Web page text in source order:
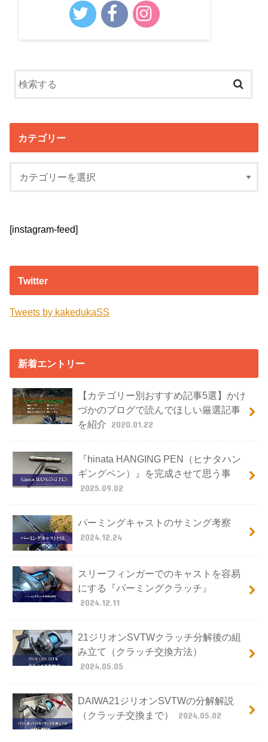
カテゴリー
[instagram-feed]
Twitter
Tweets by kakedukaSS
新着エントリー
【カテゴリー別おすすめ記事5選】かけ
づかのブログで読んでほしい厳選記事
を紹介 2020.01.22
『hinata HANGING PEN（ヒナタハン
ギングペン）』を完成させて思う事
2025.09.02
パーミングキャストのサミング考察
2024.12.24
スリーフィンガーでのキャストを容易
にする『パーミングクラッチ』
2024.12.11
21ジリオンSVTWクラッチ分解後の組
み立て（クラッチ交換方法）
2024.05.05
DAIWA21ジリオンSVTWの分解解説
（クラッチ交換まで）
2024.05.02